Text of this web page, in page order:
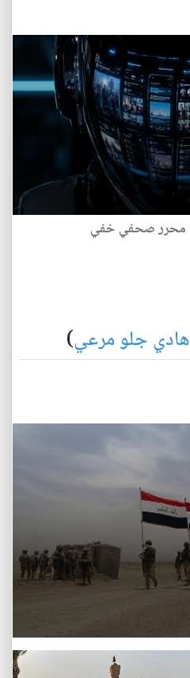
محرر صحفي خفي
هادي جلو مرعي)